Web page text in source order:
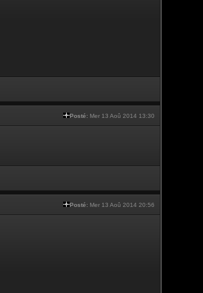
Posté: Mer 13 Aoû 2014 13:30
Posté: Mer 13 Aoû 2014 20:56